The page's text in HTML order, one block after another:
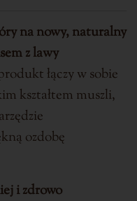
na nowy, naturalny
z lawy
łączy w sobie
kształtem muszli,
ozdobę
i zdrowo